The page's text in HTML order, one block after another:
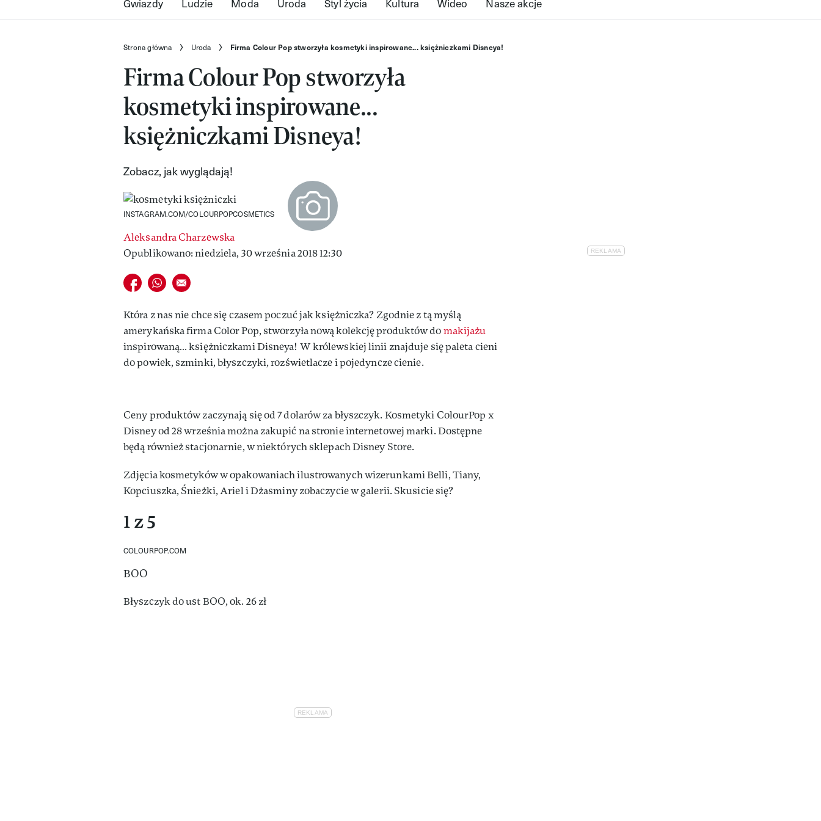
Strona główna Uroda Firma Colour Pop stworzyła kosmetyki inspirowane... księżniczkami Disneya!
Firma Colour Pop stworzyła
kosmetyki inspirowane...
księżniczkami Disneya!
Zobacz, jak wyglądają!
INSTAGRAM.COM/COLOURPOPCOSMETICS
Aleksandra Charzewska
Opublikowano: niedziela, 30 września 2018 12:30
Udostępnij na facebook
Udostępnij na whatsapp
E-mail do przyjaciela
Która z nas nie chce się czasem poczuć jak księżniczka? Zgodnie z tą myślą
amerykańska firma Color Pop, stworzyła nową kolekcję produktów domakijażu
inspirowaną… księżniczkami Disneya! W królewskiej linii znajduje się paleta cieni
do powiek, szminki, błyszczyki, rozświetlacze i pojedyncze cienie.
Ceny produktów zaczynają się od 7 dolarów za błyszczyk. Kosmetyki ColourPop x
Disney od 28 września można zakupić na stronie internetowej marki. Dostępne
będą również stacjonarnie, w niektórych sklepach Disney Store.
Zdjęcia kosmetyków w opakowaniach ilustrowanych wizerunkami Belli, Tiany,
Kopciuszka, Śnieżki, Ariel i Dżasminy zobaczycie w galerii. Skusicie się?
1 z 5
COLOURPOP.COM
BOO
Błyszczyk do ust BOO, ok. 26 zł